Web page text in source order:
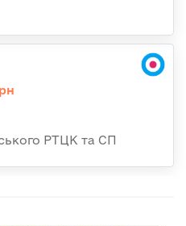
РТЦК та СП